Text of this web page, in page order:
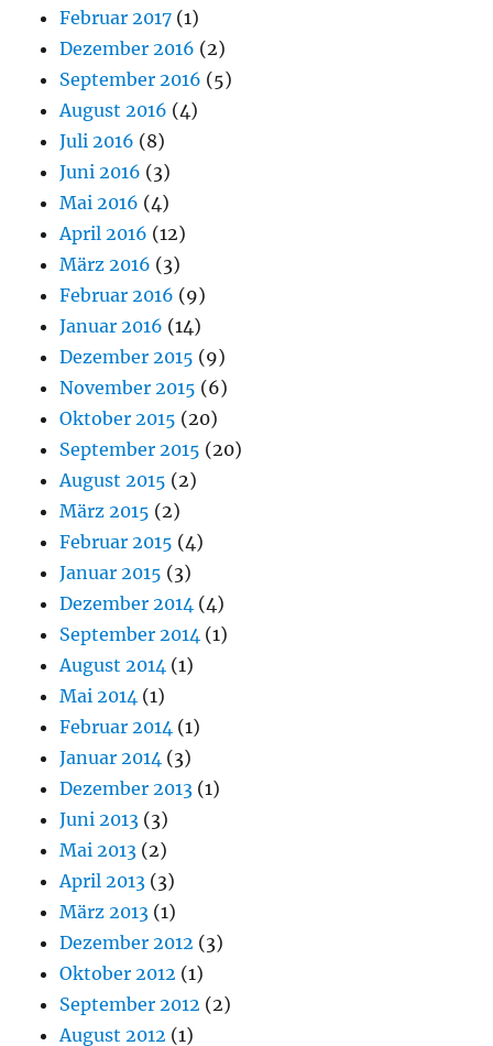
Februar 2017 (1)
Dezember 2016 (2)
September 2016 (5)
August 2016 (4)
Juli 2016 (8)
Juni 2016 (3)
Mai 2016 (4)
April 2016 (12)
März 2016 (3)
Februar 2016 (9)
Januar 2016 (14)
Dezember 2015 (9)
November 2015 (6)
Oktober 2015 (20)
September 2015 (20)
August 2015 (2)
März 2015 (2)
Februar 2015 (4)
Januar 2015 (3)
Dezember 2014 (4)
September 2014 (1)
August 2014 (1)
Mai 2014 (1)
Februar 2014 (1)
Januar 2014 (3)
Dezember 2013 (1)
Juni 2013 (3)
Mai 2013 (2)
April 2013 (3)
März 2013 (1)
Dezember 2012 (3)
Oktober 2012 (1)
September 2012 (2)
August 2012 (1)